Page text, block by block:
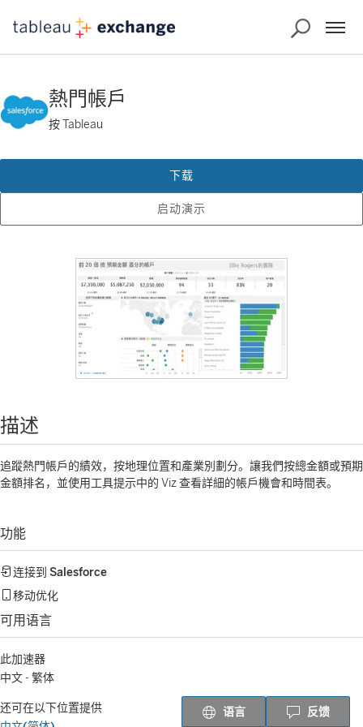
熱門帳戶
按 Tableau
启动演示
下载
描述
追蹤熱門帳戶的績效，按地理位置和產業別劃分。讓我們按總金額或預期
金額排名，並使用工具提示中的 Viz 查看詳細的帳戶機會和時間表。
功能
连接到 Salesforce
移动优化
可用语言
此加速器
中文 - 繁体
还可在以下位置提供
语言 反馈